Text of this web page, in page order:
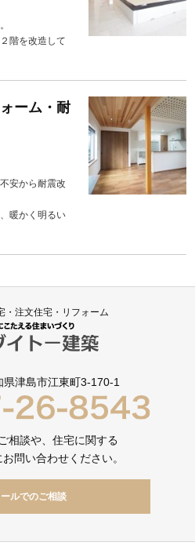
階を改造して
ーム・耐
安から耐震改
暖かく明るい
・注文住宅・リフォーム
県津島市江東町3-170-1
相談や、住宅に関する
問い合わせください。
ルでのご相談